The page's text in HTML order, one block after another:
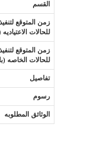
القسم
زمن المتوقع
للحالات الاعتياديه
زمن المتوقع
للحالات الخاصه
تفاصيل
رسوم
الوثائق المطلوبه